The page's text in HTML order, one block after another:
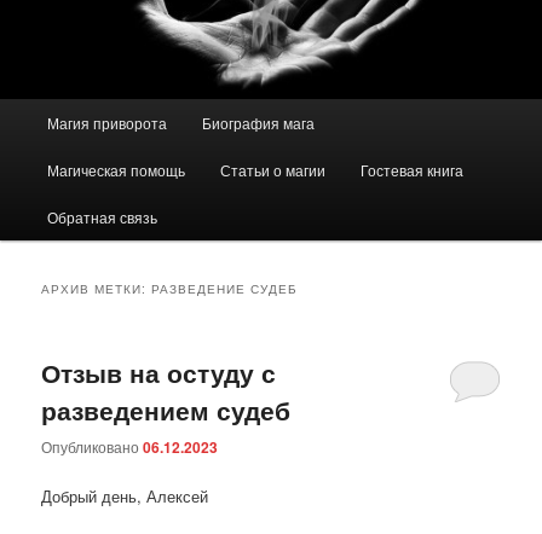
Магия приворота Биография мага
Магическая помощь Статьи о магии Гостевая книга
Обратная связь
АРХИВ МЕТКИ:РАЗВЕДЕНИЕ СУДЕБ
Отзыв на остуду с
разведением судеб
Опубликовано06.12.2023
Добрый день, Алексей